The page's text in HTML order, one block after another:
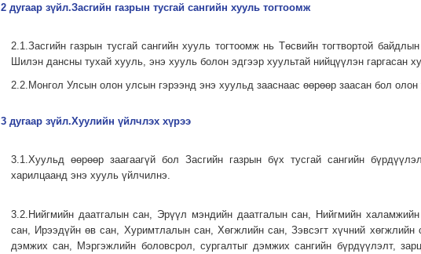
2 дугаар зүйл.Засгийн газрын тусгай сангийн хууль тогтоомж
2.1.Засгийн газрын тусгай сангийн хууль тогтоомж нь Төсвийн тогтвортой
Шилэн дансны тухай хууль, энэ хууль болон эдгээр хуультай нийцүүлэн гаргасан
2.2.Монгол Улсын олон улсын гэрээнд энэ хуульд зааснаас өөрөөр заасан бол
3 дугаар зүйл.Хуулийн үйлчлэх хүрээ
3.1.Хуульд өөрөөр заагаагүй бол Засгийн газрын бүх тусгай сангийн
харилцаанд энэ хууль үйлчилнэ.
3.2.Нийгмийн даатгалын сан, Эрүүл мэндийн даатгалын сан, Нийгмийн
сан, Ирээдүйн өв сан, Хуримтлалын сан, Хөгжлийн сан, Зэвсэгт хүчний
дэмжих сан, Мэргэжлийн боловсрол, сургалтыг дэмжих сангийн бүрдүүлэлт,